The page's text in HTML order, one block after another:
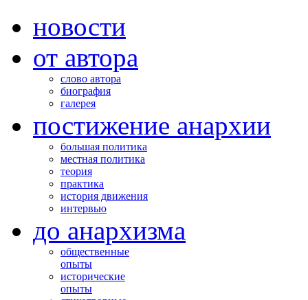
новости
от автора
слово автора
биография
галерея
постижение анархии
большая политика
местная политика
теория
практика
история движения
интервью
до анархизма
общественные
опыты
исторические
опыты